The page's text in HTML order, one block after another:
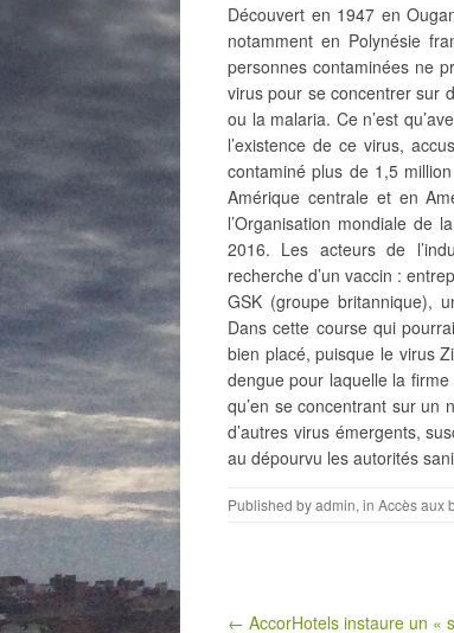
Découvert en 1947 en
notamment en Polynésie
personnes contaminées ne
virus pour se concentrer sur
ou la malaria. Ce n’est
l’existence de ce virus,
contaminé plus de 1,5
Amérique centrale et en
l’Organisation mondiale de
2016. Les acteurs de
recherche d’un vaccin :
GSK (groupe britannique),
Dans cette course qui
bien placé, puisque le virus
dengue pour laquelle la
qu’en se concentrant sur un
d’autres virus émergents,
au dépourvu les autorités
Published byadmin, in Accès aux
Post navigation
← AccorHotels instaure un «